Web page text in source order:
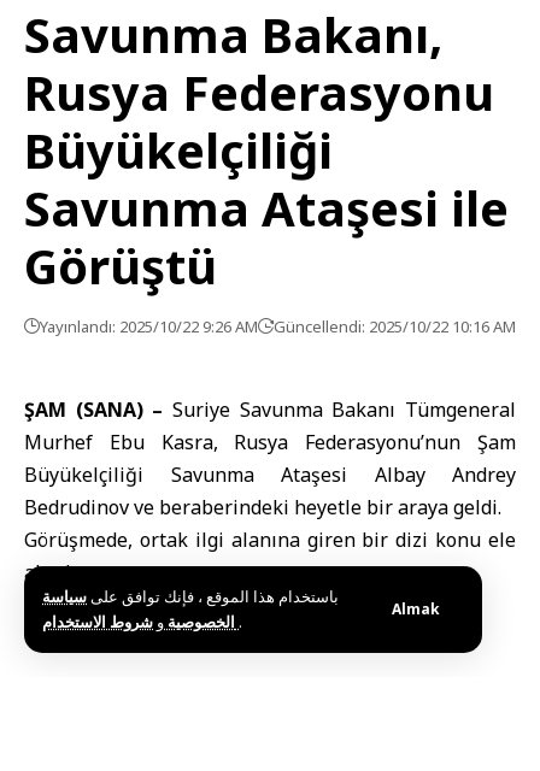
باستخدام هذا الموقع ، فإنك توافق علىسياسة
الخصوصية و .
Almak
Savunma Bakanı,
Rusya Federasyonu
Büyükelçiliği
Savunma Ataşesi ile
Görüştü
Yayınlandı: 2025/10/22 9:26 AM Güncellendi: 2025/10/22 10:16 AM
ŞAM (SANA) – Suriye Savunma Bakanı Tümgeneral
Murhef Ebu Kasra, Rusya Federasyonu’nun Şam
Büyükelçiliği Savunma Ataşesi Albay Andrey
Bedrudinov ve beraberindeki heyetle bir araya geldi.
Görüşmede, ortak ilgi alanına giren bir dizi konu ele
alındı.